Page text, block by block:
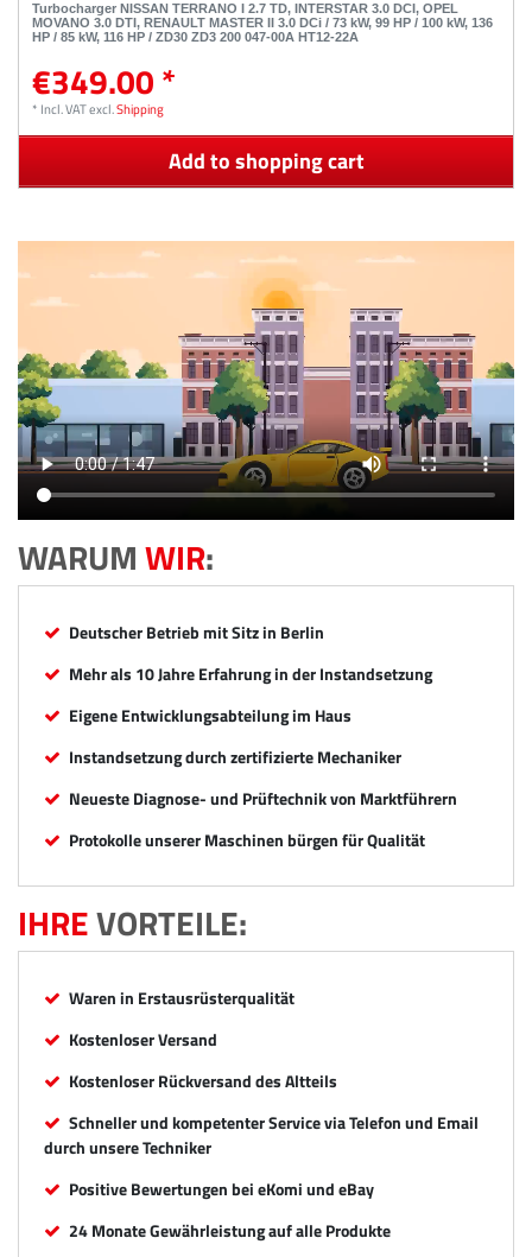
Turbocharger NISSAN TERRANO I 2.7 TD, INTERSTAR 3.0 DCI, OPEL
MOVANO 3.0 DTI, RENAULT MASTER II 3.0 DCi / 73 kW, 99 HP / 100 kW, 136
HP / 85 kW, 116 HP / ZD30 ZD3 200 047-00A HT12-22A
€349.00 *
* Incl. VATexcl.Shipping
Add to shopping cart
WARUMWIR:
Deutscher Betrieb mit Sitz in Berlin
Mehr als 10 Jahre Erfahrung in der Instandsetzung
Eigene Entwicklungsabteilung im Haus
Instandsetzung durch zertifizierte Mechaniker
Neueste Diagnose- und Prüftechnik von Marktführern
Protokolle unserer Maschinen bürgen für Qualität
IHREVORTEILE:
Waren in Erstausrüsterqualität
Kostenloser Versand
Kostenloser Rückversand des Altteils
Schneller und kompetenter Service via Telefon und Email
durch unsere Techniker
Positive Bewertungen bei eKomi und eBay
24 Monate Gewährleistung auf alle Produkte